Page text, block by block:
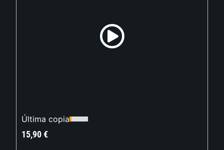
Última copia
15,90€